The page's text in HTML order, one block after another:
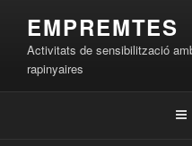
contenido
EMPREMTES
Activitats de sensibilització
rapinyaires